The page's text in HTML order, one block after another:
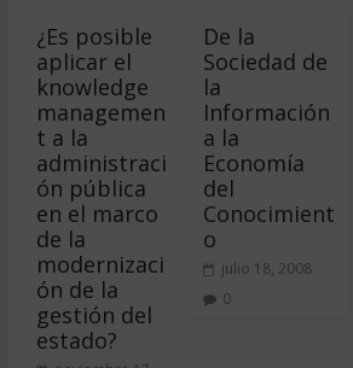
¿Es posible
aplicar el
knowledge
managemen
t a la
administraci
ón pública
en el marco
de la
modernizaci
ón de la
gestión del
estado?
De la
Sociedad de
la
Información
a la
Economía
del
Conocimient
o
julio 18, 2008
0